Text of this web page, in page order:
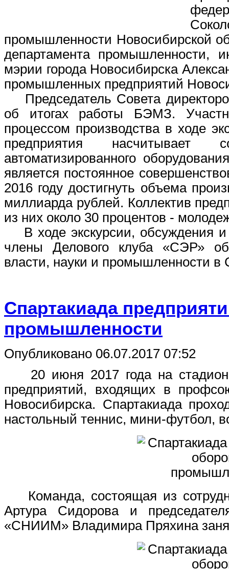
промышленности Новосибирской
департамента промышленности,
мэрии города Новосибирска
промышленных предприятий
Председатель Совета
об итогах работы БЭМЗ.
процессом производства в ходе
предприятия насчитывает
автоматизированного
является постоянное
2016 году достигнуть объема
миллиарда рублей. Коллектив
из них около 30 процентов -
В ходе экскурсии, обсуждения
члены Делового клуба «СЭР»
власти, науки и промышленности
Спартакиада
промышленности
Опубликовано 06.07.2017 07:52
20 июня 2017 года на
предприятий, входящих в
Новосибирска. Спартакиада
настольный теннис, мини-футбол,
Команда, состоящая из
Артура Сидорова и
«СНИИМ» Владимира Пряхина